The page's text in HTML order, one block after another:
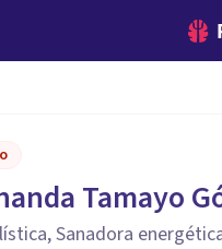
Tamayo
Sanadora